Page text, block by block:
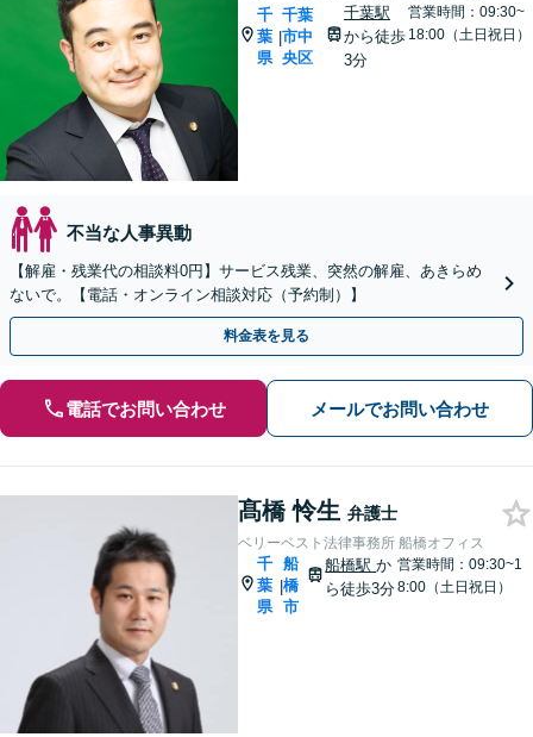
千
葉
県
|
千葉
市中
央区
千葉駅
から徒歩
3分
営業時間：09:30~
18:00（土日祝日）
不当な人事異動
【解雇・残業代の相談料0円】サービス残業、突然の解雇、あきらめ
ないで。【電話・オンライン相談対応（予約制）】
料金表を見る
電話でお問い合わせ メールでお問い合わせ
髙橋 怜生 弁護士
ベリーベスト法律事務所 船橋オフィス
千
葉
県
|
船
橋
市
船橋駅か
ら徒歩3分
営業時間：09:30~1
8:00（土日祝日）